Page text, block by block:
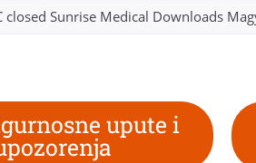
closed Sunrise Medical Downloads
upute i